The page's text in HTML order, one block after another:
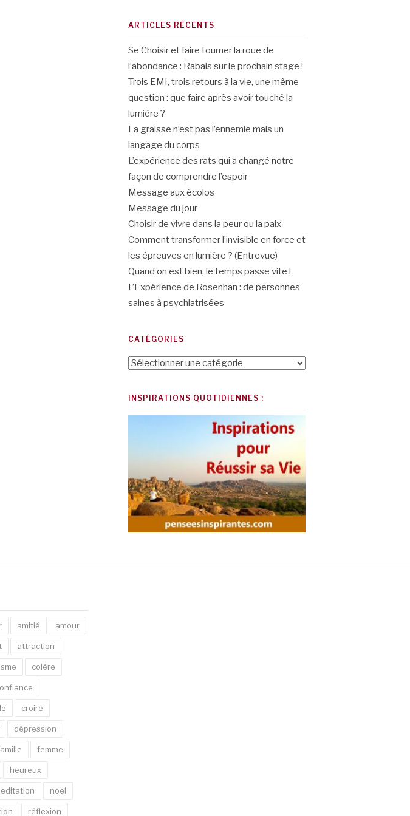
ARTICLES RÉCENTS
Se Choisir et faire tourner la roue de
l’abondance : Rabais sur le prochain stage !
Trois EMI, trois retours à la vie, une même
question : que faire après avoir touché la
lumière ?
La graisse n’est pas l’ennemie mais un
langage du corps
L’expérience des rats qui a changé notre
façon de comprendre l’espoir
Message aux écolos
Message du jour
Choisir de vivre dans la peur ou la paix
Comment transformer l’invisible en force et
les épreuves en lumière ? (Entrevue)
Quand on est bien, le temps passe vite !
L’Expérience de Rosenhan : de personnes
saines à psychiatrisées
CATÉGORIES
Catégories
INSPIRATIONS QUOTIDIENNES :
amitié amour
attraction
colère
croire
dépression
femme
heureux
noel
réflexion